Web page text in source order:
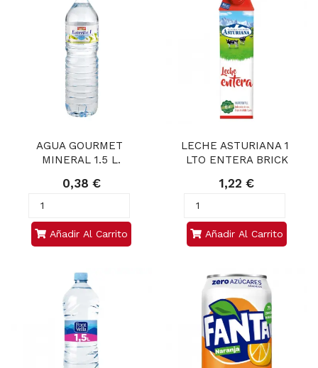
AGUA GOURMET
MINERAL 1.5 L.
0,38 €
Añadir Al Carrito
LECHE ASTURIANA 1
LTO ENTERA BRICK
1,22 €
Añadir Al Carrito